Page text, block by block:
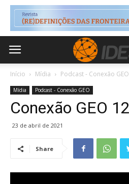
Início Mídia Podcast - Conexão GEO
Mídia Podcast - Conexão GEO
Conexão GEO
23 de abril de 2021
Share